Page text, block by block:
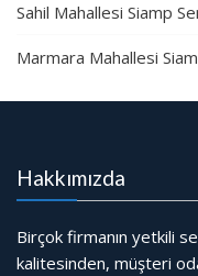
Sahil Mahallesi Siamp
Marmara Mahallesi
Hakkımızda
Birçok firmanın yetkili
kalitesinden, müşteri